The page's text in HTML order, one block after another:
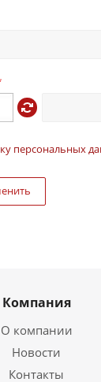
персональных
Компания
О компании
Новости
Контакты